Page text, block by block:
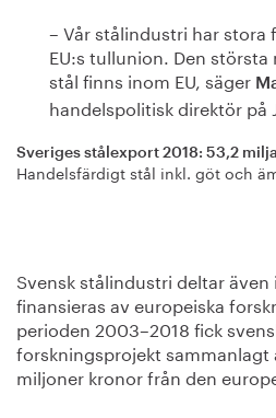
– Vår stålindustri har stora
EU:s tullunion. Den
stål finns inom EU, säger
handelspolitisk direktör på
Sveriges stålexport 2018: 53,2
Handelsfärdigt stål inkl. göt och
Svensk stålindustri deltar
finansieras av europeiska
perioden 2003–2018 fick
forskningsprojekt
miljoner kronor från den